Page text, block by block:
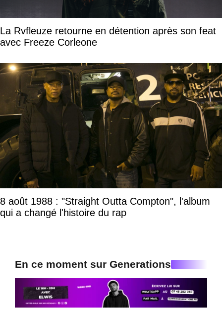
La Rvfleuze retourne en détention après son feat
avec Freeze Corleone
8 août 1988 : "Straight Outta Compton", l'album
qui a changé l'histoire du rap
En ce moment sur Generations